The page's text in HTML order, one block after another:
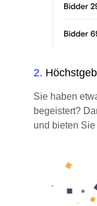
2.
Sie haben
begeistert?
und bieten